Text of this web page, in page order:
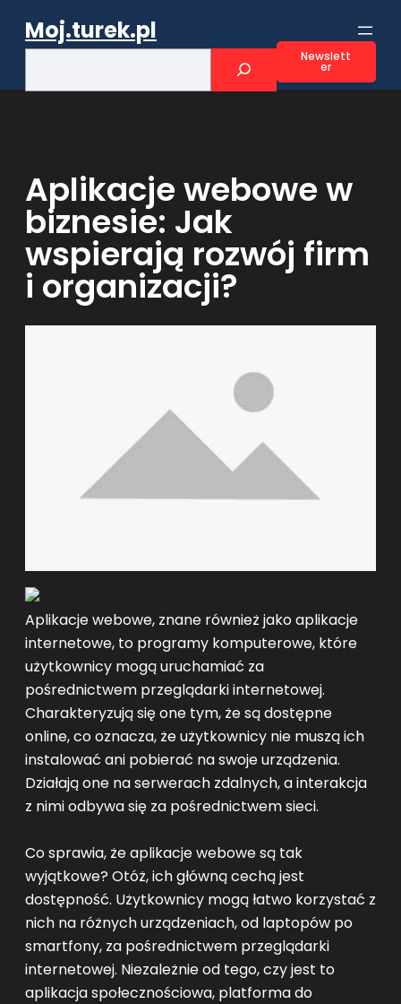
Moj.turek.pl
h
Newslett
er
Aplikacje webowe w
biznesie: Jak
wspierają rozwój firm
i organizacji?
Aplikacje webowe, znane również jako aplikacje
internetowe, to programy komputerowe, które
użytkownicy mogą uruchamiać za
pośrednictwem przeglądarki internetowej.
Charakteryzują się one tym, że są dostępne
online, co oznacza, że użytkownicy nie muszą ich
instalować ani pobierać na swoje urządzenia.
Działają one na serwerach zdalnych, a interakcja
z nimi odbywa się za pośrednictwem sieci.
Co sprawia, że aplikacje webowe są tak
wyjątkowe? Otóż, ich główną cechą jest
dostępność. Użytkownicy mogą łatwo korzystać z
nich na różnych urządzeniach, od laptopów po
smartfony, za pośrednictwem przeglądarki
internetowej. Niezależnie od tego, czy jest to
aplikacja społecznościowa, platforma do